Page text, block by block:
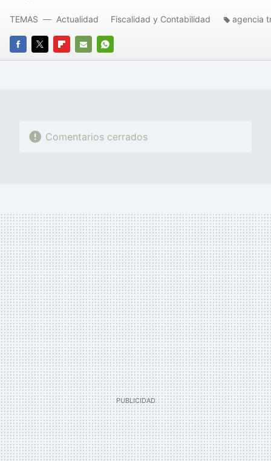
FACEBOOK
TWITTERFLIPBOARD
E-
WHATSAPP
TEMAS Actualidad Fiscalidad y Contabilidad agencia
Comentarios cerrados